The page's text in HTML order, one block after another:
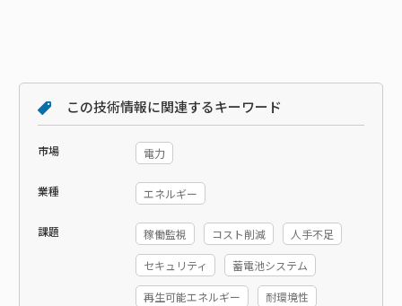
この技術情報に関連するキーワード
市場 電力
業種 エネルギー
課題 稼働監視 コスト削減 人手不足
セキュリティ 蓄電池システム
再生可能エネルギー 耐環境性